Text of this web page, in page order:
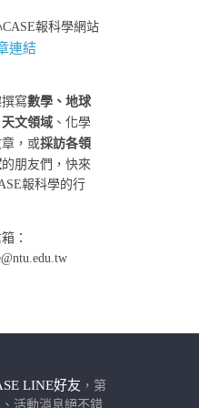
報科學網站
連結
寫數學、地球
文領域 、化學
，或採訪各領
的朋友們，快來
報科學的行
：
LINE好友 ，第
活動消息絕不錯